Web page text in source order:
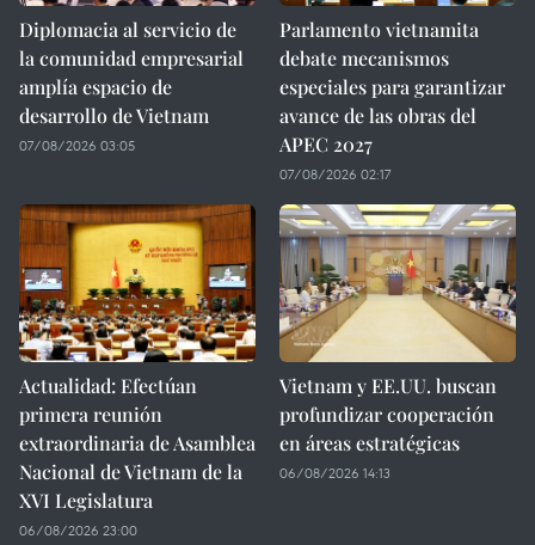
Diplomacia al servicio de
la comunidad empresarial
amplía espacio de
desarrollo de Vietnam
07/08/2026 03:05
Parlamento vietnamita
debate mecanismos
especiales para garantizar
avance de las obras del
APEC 2027
07/08/2026 02:17
Actualidad: Efectúan
primera reunión
extraordinaria de Asamblea
Nacional de Vietnam de la
XVI Legislatura
06/08/2026 23:00
Vietnam y EE.UU. buscan
profundizar cooperación
en áreas estratégicas
06/08/2026 14:13